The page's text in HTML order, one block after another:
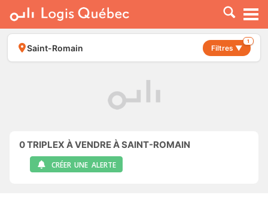
À LOUER
À VENDRE
PLACER UNE ANNONCE
Saint-Romain Filtres ▼
1
0TRIPLEX À VENDRE À SAINT-ROMAIN
CRÉER UNE ALERTE